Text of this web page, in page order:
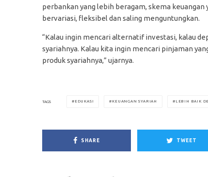
perbankan yang lebih beragam, skema keuangan
bervariasi, fleksibel dan saling menguntungkan.
“Kalau ingin mencari alternatif investasi, kalau
syariahnya. Kalau kita ingin mencari pinjaman
produk syariahnya,” ujarnya.
TAGS EDUKASI KEUANGAN SYARIAH LEBIH BAIK
SHARE TWEET